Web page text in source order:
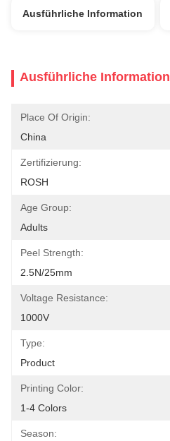
Ausführliche Information
Ausführliche Information
Place Of Origin:
China
Zertifizierung:
ROSH
Age Group:
Adults
Peel Strength:
2.5N/25mm
Voltage Resistance:
1000V
Type:
Product
Printing Color:
1-4 Colors
Season: